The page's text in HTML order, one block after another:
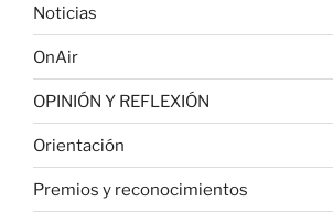
Noticias
OnAir
OPINIÓN Y REFLEXIÓN
Orientación
Premios y reconocimientos